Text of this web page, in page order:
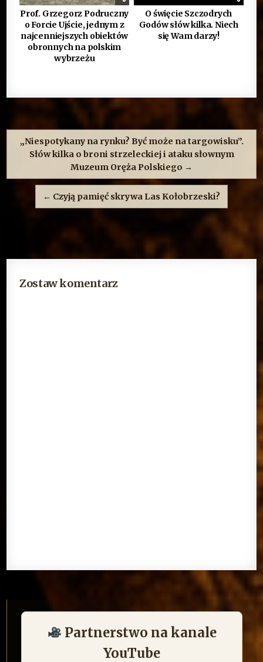
Prof. Grzegorz Podruczny
o Forcie Ujście, jednym z
najcenniejszych obiektów
obronnych na polskim
wybrzeżu
O święcie Szczodrych
Godów słów kilka. Niech
się Wam darzy!
Nawigacja
wpisu
„Niespotykany na rynku? Być może na targowisku”.
Słów kilka o broni strzeleckiej i ataku słownym
Muzeum Oręża Polskiego →
← Czyją pamięć skrywa Las Kołobrzeski?
Zostaw komentarz
Partnerstwo na kanale
YouTube